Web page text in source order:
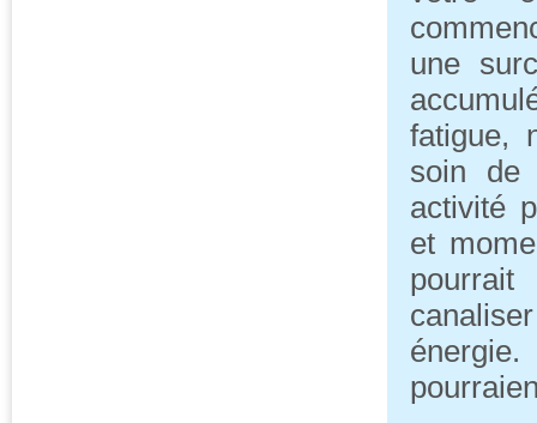
une
fatigue,
soin de
activité
et
pourrait